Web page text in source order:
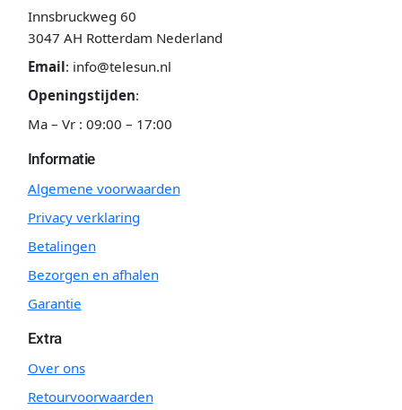
Innsbruckweg 60
3047 AH Rotterdam Nederland
Email: info@telesun.nl
Openingstijden:
Ma – Vr : 09:00 – 17:00
Informatie
Algemene voorwaarden
Privacy verklaring
Betalingen
Bezorgen en afhalen
Garantie
Extra
Over ons
Retourvoorwaarden